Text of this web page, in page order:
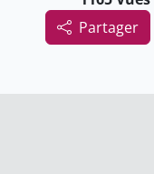
Partager